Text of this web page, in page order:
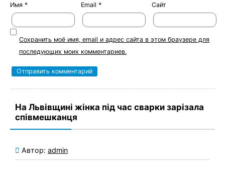
Имя * Email * Сайт
Сохранить моё имя, email и адрес сайта в этом браузере для
последующих моих комментариев.
На Львівщині жінка під час сварки зарізала
співмешканця
Автор: admin